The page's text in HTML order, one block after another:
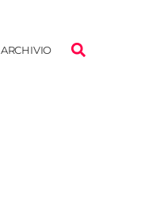
ARCHIVIO